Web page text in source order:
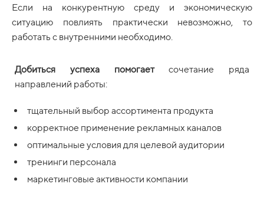
Если на конкурентную среду и экономическую
ситуацию повлиять практически невозможно, то
работать с внутренними необходимо.
Добиться успеха помогаетсочетание ряда
направлений работы:
тщательный выбор ассортимента продукта
корректное применение рекламных каналов
оптимальные условия для целевой аудитории
тренинги персонала
маркетинговые активности компании